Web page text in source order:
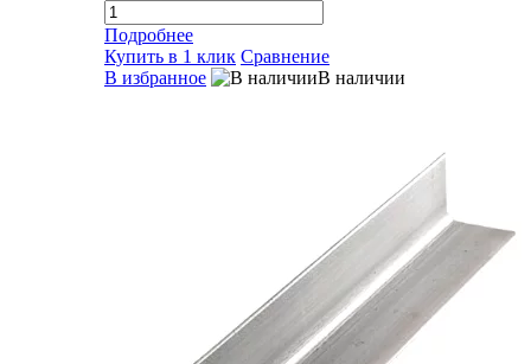
Подробнее
Купить в 1 клик Сравнение
В избранное
В наличии